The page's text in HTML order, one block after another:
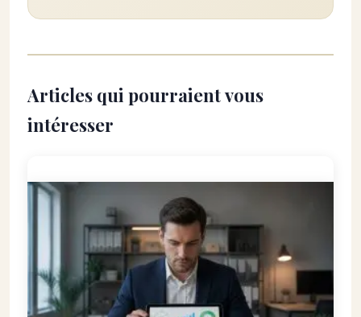
Articles qui pourraient vous
intéresser